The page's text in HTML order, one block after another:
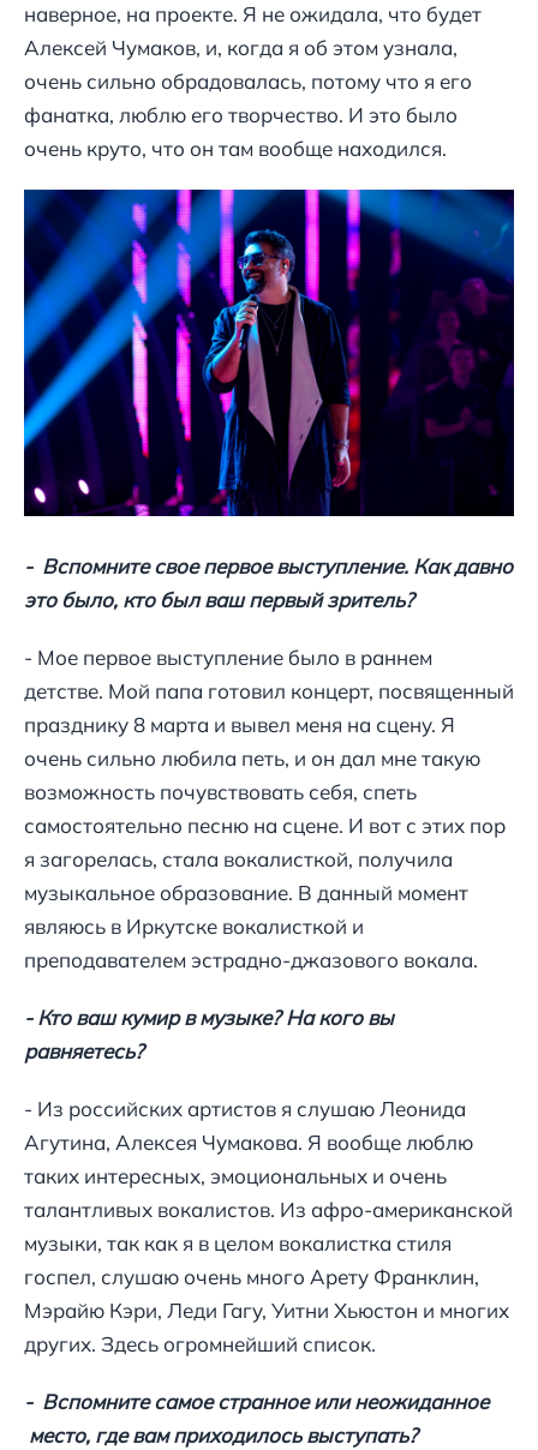
наверное, на проекте. Я не ожидала, что будет
Алексей Чумаков, и, когда я об этом узнала,
очень сильно обрадовалась, потому что я его
фанатка, люблю его творчество. И это было
очень круто, что он там вообще находился.
- Вспомните свое первое выступление. Как давно
это было, кто был ваш первый зритель?
- Мое первое выступление было в раннем
детстве. Мой папа готовил концерт, посвященный
празднику 8 марта и вывел меня на сцену. Я
очень сильно любила петь, и он дал мне такую
возможность почувствовать себя, спеть
самостоятельно песню на сцене. И вот с этих пор
я загорелась, стала вокалисткой, получила
музыкальное образование. В данный момент
являюсь в Иркутске вокалисткой и
преподавателем эстрадно-джазового вокала.
- Кто ваш кумир в музыке? На кого вы
равняетесь?
- Из российских артистов я слушаю Леонида
Агутина, Алексея Чумакова. Я вообще люблю
таких интересных, эмоциональных и очень
талантливых вокалистов. Из афро-американской
музыки, так как я в целом вокалистка стиля
госпел, слушаю очень много Арету Франклин,
Мэрайю Кэри, Леди Гагу, Уитни Хьюстон и многих
других. Здесь огромнейший список.
- Вспомните самое странное или неожиданное
место, где вам приходилось выступать?